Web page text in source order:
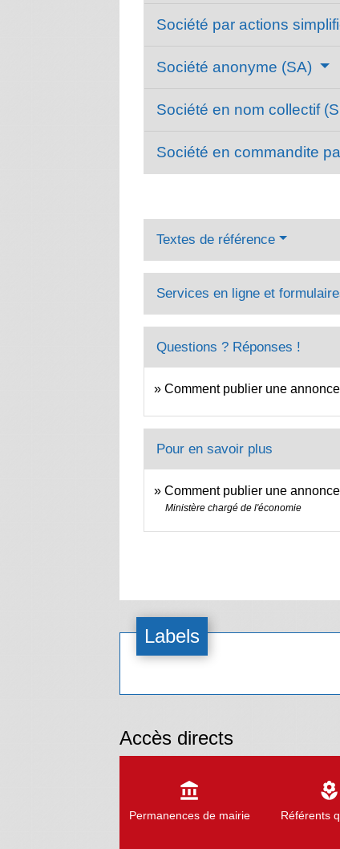
Société par actions
Société anonyme (SA)
Société en nom collectif
Société en commandite
Textes de référence
Services en ligne et
Questions ? Réponses !
Comment publier une
Pour en savoir plus
Comment publier une
Ministère chargé de l'économie
Labels
Accès directs
account_balance
Permanences de mairie
local_florist
Référents